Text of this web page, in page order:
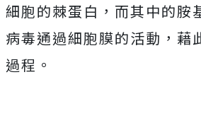
細胞的棘蛋白，而其中的胺
病毒通過細胞膜的活動，藉
過程。